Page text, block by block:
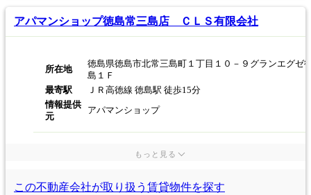
アパマンショップ徳島常三島店 ＣＬＳ有限会社
所在地
徳島県徳島市北常三島町１丁目１０－９グランエグゼ
島１Ｆ
最寄駅
ＪＲ高徳線 徳島駅 徒歩15分
情報提供
元
アパマンショップ
もっと見る
この不動産会社が取り扱う 賃貸物件を探す